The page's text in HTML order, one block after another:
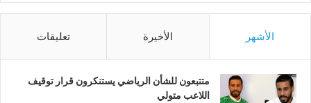
الأشهر الأخيرة تعليقات
متتبعون للشأن الرياضي يستنكرون قرار توقيف
اللاعب متولي